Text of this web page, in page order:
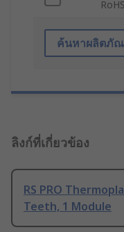
RoHS
ค้นหาผลิตภั
ลิงก์ที่เกี่ยวข้อง
RS PRO
Teeth, 1 Module